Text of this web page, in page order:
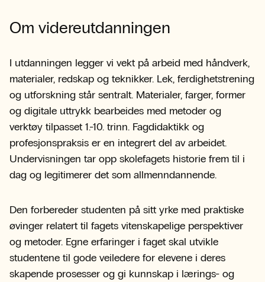
Om videreutdanningen
I utdanningen legger vi vekt på arbeid med håndverk,
materialer, redskap og teknikker. Lek, ferdighetstrening
og utforskning står sentralt. Materialer, farger, former
og digitale uttrykk bearbeides med metoder og
verktøy tilpasset 1.-10. trinn. Fagdidaktikk og
profesjonspraksis er en integrert del av arbeidet.
Undervisningen tar opp skolefagets historie frem til i
dag og legitimerer det som allmenndannende.
Den forbereder studenten på sitt yrke med praktiske
øvinger relatert til fagets vitenskapelige perspektiver
og metoder. Egne erfaringer i faget skal utvikle
studentene til gode veiledere for elevene i deres
skapende prosesser og gi kunnskap i lærings- og